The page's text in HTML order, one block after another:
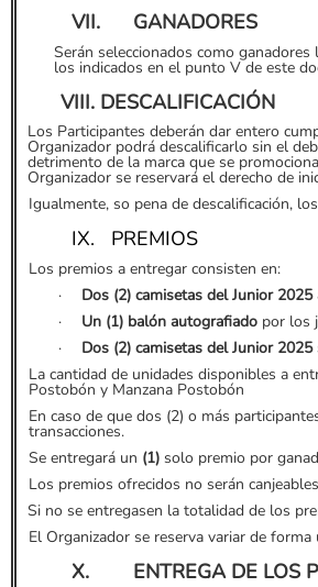
VII. GANADORES
Serán seleccionados como
los indicados en el punto V de este
VIII. DESCALIFICACIÓN
Los Participantes deberán dar entero
Organizador podrá descalificarlo sin el
detrimento de la marca que se
Organizador se reservará el derecho de
Igualmente, so pena de descalificación,
IX. PREMIOS
Los premios a entregar consisten en:
·
Dos (2) camisetas del Junior
·
Un (1) balón autografiado por los
·
Dos (2) camisetas del Junior
La cantidad de unidades disponibles a
Postobón y Manzana Postobón
En caso de que dos (2) o más
transacciones.
Se entregará un (1)solo premio por
Los premios ofrecidos no serán
Si no se entregasen la totalidad de los
El Organizador se reserva variar de
X. ENTREGA DE LOS